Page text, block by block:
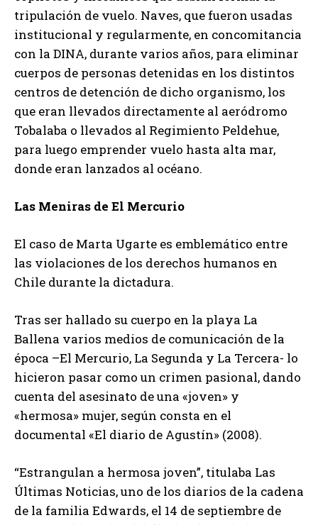
tripulación de vuelo. Naves, que fueron usadas
institucional y regularmente, en concomitancia
con la DINA, durante varios años, para eliminar
cuerpos de personas detenidas en los distintos
centros de detención de dicho organismo, los
que eran llevados directamente al aeródromo
Tobalaba o llevados al Regimiento Peldehue,
para luego emprender vuelo hasta alta mar,
donde eran lanzados al océano.
Las Meniras de El Mercurio
El caso de Marta Ugarte es emblemático entre
las violaciones de los derechos humanos en
Chile durante la dictadura.
Tras ser hallado su cuerpo en la playa La
Ballena varios medios de comunicación de la
época –El Mercurio, La Segunda y La Tercera- lo
hicieron pasar como un crimen pasional, dando
cuenta del asesinato de una «joven» y
«hermosa» mujer, según consta en el
documental «El diario de Agustín» (2008).
“Estrangulan a hermosa joven”, titulaba Las
Últimas Noticias, uno de los diarios de la cadena
de la familia Edwards, el 14 de septiembre de